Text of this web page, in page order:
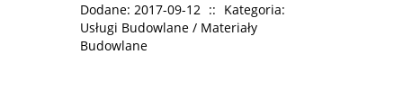
Dodane: 2017-09-12 :: Kategoria:
Usługi Budowlane / Materiały
Budowlane